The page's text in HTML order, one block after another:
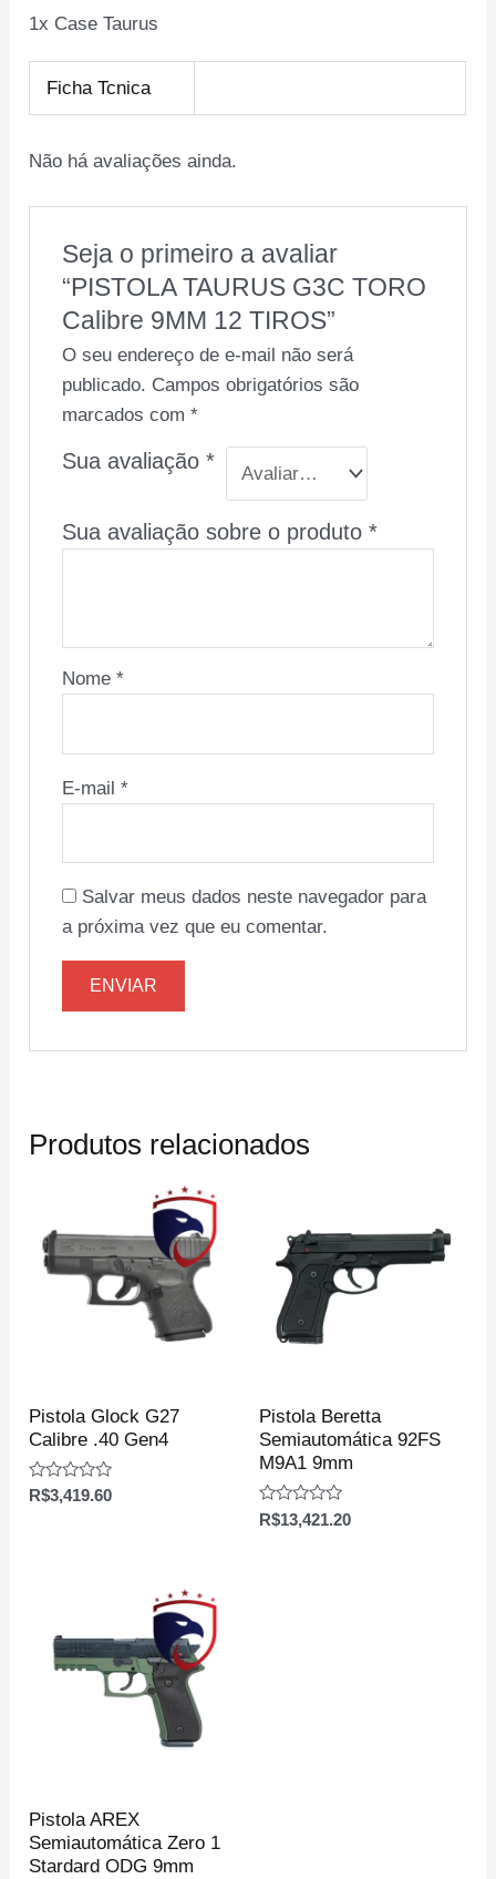
1x Case Taurus
Ficha Tcnica
Não há avaliações ainda.
Seja o primeiro a avaliar
“PISTOLA TAURUS G3C TORO
Calibre 9MM 12 TIROS”
O seu endereço de e-mail não será
publicado. Campos obrigatórios são
marcados com *
Sua avaliação *
Sua avaliação sobre o produto *
Nome *
E-mail *
Salvar meus dados neste navegador para
a próxima vez que eu comentar.
Produtos relacionados
Pistola Glock G27
Calibre .40 Gen4
Avaliação
R$3,419.60
Pistola Beretta
Semiautomática 92FS
M9A1 9mm
Avaliação
0
R$13,421.20
Pistola AREX
Semiautomática Zero 1
Stardard ODG 9mm